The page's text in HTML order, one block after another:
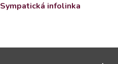
Sympatická infolinka